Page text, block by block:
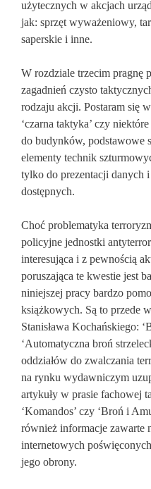
użytecznych w akcjach
jak: sprzęt wyważeniowy,
saperskie i inne.
W rozdziale trzecim pragnę
zagadnień czysto
rodzaju akcji. Postaram się
‘czarna taktyka’ czy
do budynków, podstawowe
elementy technik
tylko do prezentacji danych
dostępnych.
Choć problematyka
policyjne jednostki
interesująca i z pewnością
poruszająca te kwestie jest
niniejszej pracy bardzo
książkowych. Są to przede
Stanisława Kochańskiego:
‘Automatyczna broń
oddziałów do zwalczania
na rynku wydawniczym
artykuły w prasie fachowej
‘Komandos’ czy ‘Broń i
również informacje zawarte
internetowych
jego obrony.